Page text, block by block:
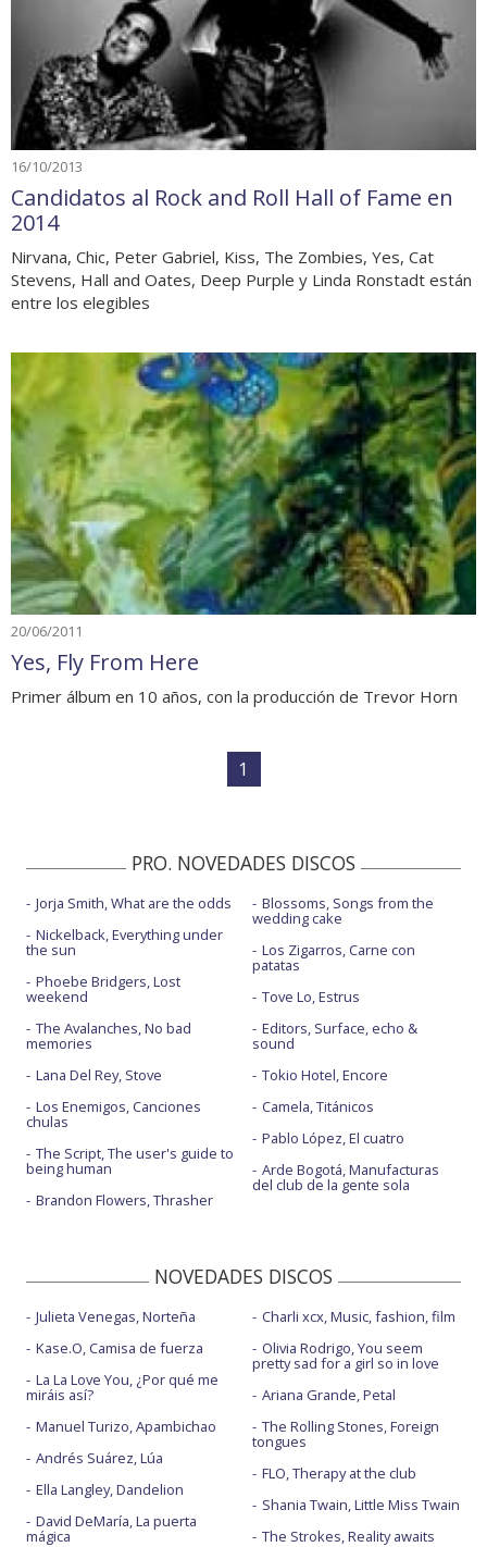
16/10/2013
Candidatos al Rock and Roll Hall of Fame en
2014
Nirvana, Chic, Peter Gabriel, Kiss, The Zombies, Yes, Cat
Stevens, Hall and Oates, Deep Purple y Linda Ronstadt están
entre los elegibles
20/06/2011
Yes, Fly From Here
Primer álbum en 10 años, con la producción de Trevor Horn
1
PRO. NOVEDADES DISCOS
Jorja Smith, What are the odds
Nickelback, Everything under
the sun
Phoebe Bridgers, Lost
weekend
The Avalanches, No bad
memories
Lana Del Rey, Stove
Los Enemigos, Canciones
chulas
The Script, The user's guide to
being human
Brandon Flowers, Thrasher
Blossoms, Songs from the
wedding cake
Los Zigarros, Carne con
patatas
Tove Lo, Estrus
Editors, Surface, echo &
sound
Tokio Hotel, Encore
Camela, Titánicos
Pablo López, El cuatro
Arde Bogotá, Manufacturas
del club de la gente sola
NOVEDADES DISCOS
Julieta Venegas, Norteña
Kase.O, Camisa de fuerza
La La Love You, ¿Por qué me
miráis así?
Manuel Turizo, Apambichao
Andrés Suárez, Lúa
Ella Langley, Dandelion
David DeMaría, La puerta
mágica
Charli xcx, Music, fashion, film
Olivia Rodrigo, You seem
pretty sad for a girl so in love
Ariana Grande, Petal
The Rolling Stones, Foreign
tongues
FLO, Therapy at the club
Shania Twain, Little Miss Twain
The Strokes, Reality awaits